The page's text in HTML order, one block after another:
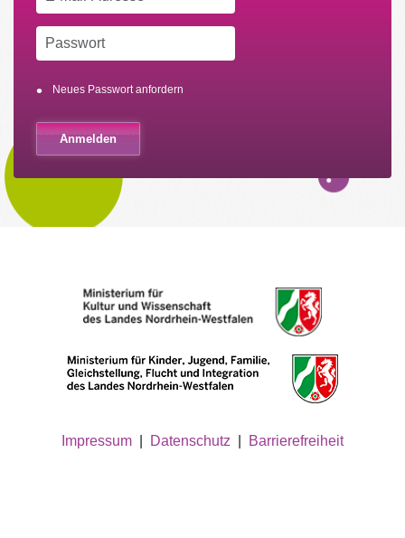
Neues Passwort anfordern
Impressum Datenschutz Barrierefreiheit